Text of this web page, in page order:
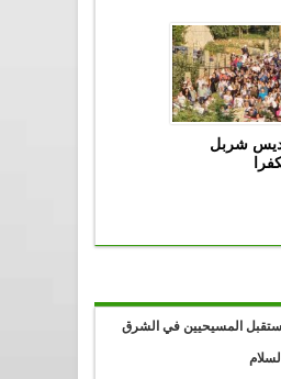
شربل
المسيحيين في الشرق